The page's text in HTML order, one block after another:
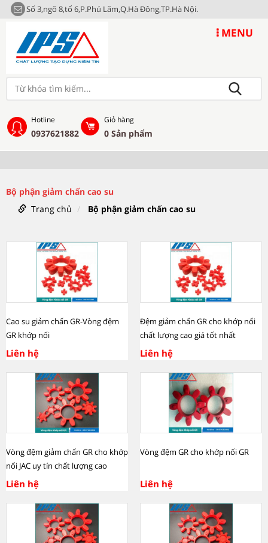
Số 3,ngõ 8,tổ 6,P.Phú Lãm,Q.Hà Đông,TP.Hà Nội.
MENU
Hotline
0937621882
Giỏ hàng
0 Sản phẩm
Bộ phận giảm chấn cao su
Trang chủ
Bộ phận giảm chấn cao su
Cao su giảm chấn GR-Vòng đệm
GR khớp nối
Liên hệ
Đệm giảm chấn GR cho khớp nối
chất lượng cao giá tốt nhất
Liên hệ
Vòng đệm giảm chấn GR cho khớp
nối JAC uy tín chất lượng cao
Liên hệ
Vòng đệm GR cho khớp nối GR
Liên hệ